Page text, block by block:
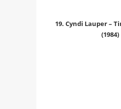
19. Cyndi Lauper –
(1984)